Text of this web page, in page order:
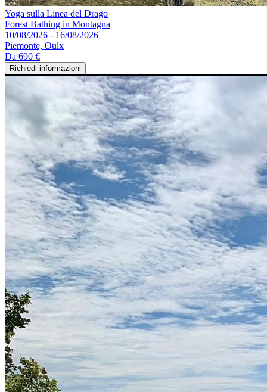
Yoga sulla Linea del Drago
Forest Bathing in Montagna
10/08/2026 - 16/08/2026
Piemonte, Oulx
Da 690 €
Richiedi informazioni